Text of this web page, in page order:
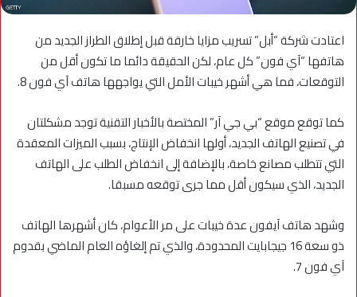
اعتادت شركة “أبل” تسريب مزايا خارقة قبل إطلاق الطراز الجديد من
هاتفها “آي فون” كل عام، لكن الحقيقة دائما ما تكون أقل من
التوقعات، فما هي أشهر خيبات الأمل التي يواجهها هاتف آي فون 8.
كما توقع موقع “بي جي آر” المختصة بالأخبار التقنية توجد مشكلتان
في تصنيع الهاتف الجديد، أولها انخفاض الإنتاج، بسبب الميزات المعقدة
التي تتطلب مصانع خاصة، بالإضافة إلى انخفاض الطلب على الهاتف
الجديد، الذي سيكون أقل مما جرى توقعه مسبقا.
وشهد هاتف آيفون عدة خيبات على مر الأعوام، كان أشهرها الهاتف
ذو سعة 16 جيجابايت المحدودة، والذي تم إلغاؤه العام الماضي بقدوم
آي فون 7.